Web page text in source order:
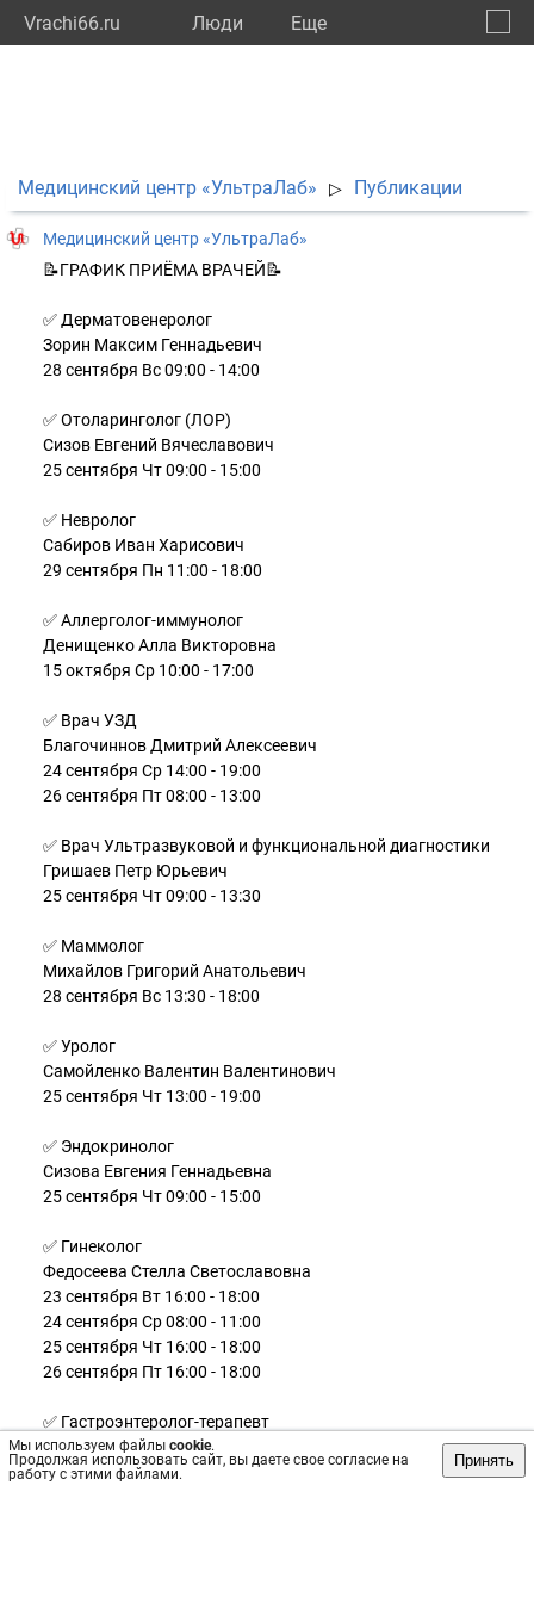
Vrachi66.ru Люди Eще
Мы используем файлы cookie.
Продолжая использовать сайт, вы даете свое согласие на
работу с этими файлами.
Принять
Медицинский центр «УльтраЛаб» ▷ Публикации
Медицинский центр «УльтраЛаб»
📝ГРАФИК ПРИЁМА ВРАЧЕЙ📝
✅ Дерматовенеролог
Зорин Максим Геннадьевич
28 сентября Вс 09:00 - 14:00
✅ Отоларинголог (ЛОР)
Сизов Евгений Вячеславович
25 сентября Чт 09:00 - 15:00
✅ Невролог
Сабиров Иван Харисович
29 сентября Пн 11:00 - 18:00
✅ Аллерголог-иммунолог
Денищенко Алла Викторовна
15 октября Ср 10:00 - 17:00
✅ Врач УЗД
Благочиннов Дмитрий Алексеевич
24 сентября Ср 14:00 - 19:00
26 сентября Пт 08:00 - 13:00
✅ Врач Ультразвуковой и функциональной диагностики
Гришаев Петр Юрьевич
25 сентября Чт 09:00 - 13:30
✅ Маммолог
Михайлов Григорий Анатольевич
28 сентября Вс 13:30 - 18:00
✅ Уролог
Самойленко Валентин Валентинович
25 сентября Чт 13:00 - 19:00
✅ Эндокринолог
Сизова Евгения Геннадьевна
25 сентября Чт 09:00 - 15:00
✅ Гинеколог
Федосеева Стелла Светославовна
23 сентября Вт 16:00 - 18:00
24 сентября Ср 08:00 - 11:00
25 сентября Чт 16:00 - 18:00
26 сентября Пт 16:00 - 18:00
✅ Гастроэнтеролог-терапевт
Борейко Ольга Васильевна
04 октября Сб 10:00 - 18:00